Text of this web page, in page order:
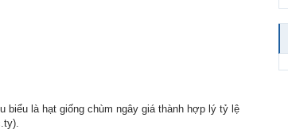
biểu là hạt giống chùm ngây giá thành hợp lý tỷ lệ